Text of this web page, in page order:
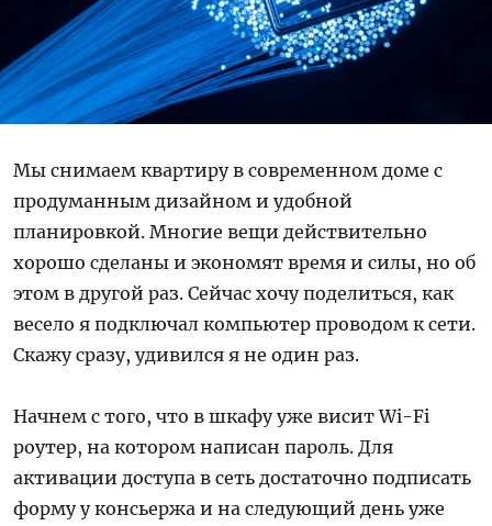
Мы снимаем квартиру в современном доме с
продуманным дизайном и удобной
планировкой. Многие вещи действительно
хорошо сделаны и экономят время и силы, но об
этом в другой раз. Сейчас хочу поделиться, как
весело я подключал компьютер проводом к сети.
Скажу сразу, удивился я не один раз.
Начнем с того, что в шкафу уже висит Wi-Fi
роутер, на котором написан пароль. Для
активации доступа в сеть достаточно подписать
форму у консьержа и на следующий день уже